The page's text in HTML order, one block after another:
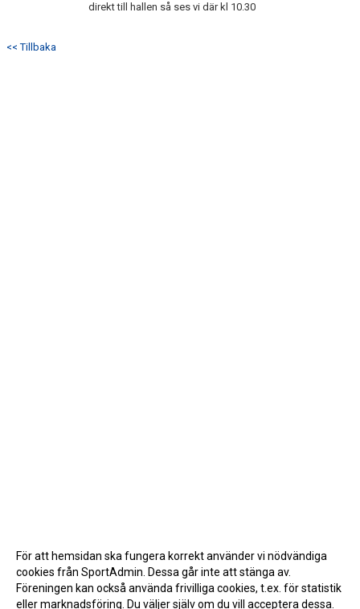
direkt till hallen så ses vi där kl 10.30
<< Tillbaka
För att hemsidan ska fungera korrekt använder vi nödvändiga
cookies från SportAdmin. Dessa går inte att stänga av.
Föreningen kan också använda frivilliga cookies, t.ex. för statistik
eller marknadsföring. Du väljer själv om du vill acceptera dessa.